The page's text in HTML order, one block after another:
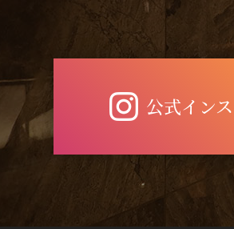
公式イン